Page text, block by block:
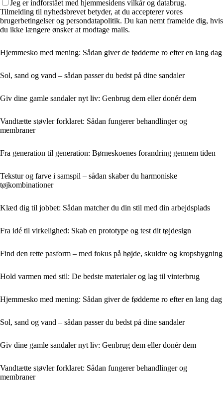
Jeg er indforstået med hjemmesidens vilkår og databrug.
Tilmelding til nyhedsbrevet betyder, at du accepterer vores
brugerbetingelser og persondatapolitik. Du kan nemt framelde dig, hvis
du ikke længere ønsker at modtage mails.
Hjemmesko med mening: Sådan giver de fødderne ro efter en lang dag
Sol, sand og vand – sådan passer du bedst på dine sandaler
Giv dine gamle sandaler nyt liv: Genbrug dem eller donér dem
Vandtætte støvler forklaret: Sådan fungerer behandlinger og
membraner
Fra generation til generation: Børneskoenes forandring gennem tiden
Tekstur og farve i samspil – sådan skaber du harmoniske
tøjkombinationer
Klæd dig til jobbet: Sådan matcher du din stil med din arbejdsplads
Fra idé til virkelighed: Skab en prototype og test dit tøjdesign
Find den rette pasform – med fokus på højde, skuldre og kropsbygning
Hold varmen med stil: De bedste materialer og lag til vinterbrug
Hjemmesko med mening: Sådan giver de fødderne ro efter en lang dag
Sol, sand og vand – sådan passer du bedst på dine sandaler
Giv dine gamle sandaler nyt liv: Genbrug dem eller donér dem
Vandtætte støvler forklaret: Sådan fungerer behandlinger og
membraner